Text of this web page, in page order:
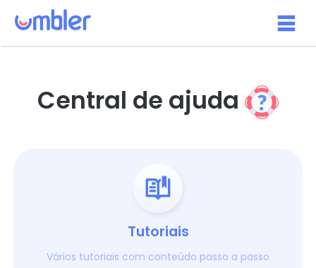
Central de ajuda
Tutoriais
Vários tutoriais com conteúdo passo a passo